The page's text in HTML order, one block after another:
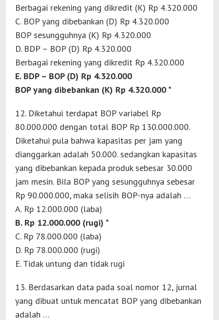
Berbagai rekening yang dikredit (K) Rp 4.320.000
C. BOP yang dibebankan (D) Rp 4.320.000
BOP sesungguhnya (K) Rp 4.320.000
D. BDP – BOP (D) Rp 4.320.000
Berbagai rekening yang dikredit Rp 4.320.000
E. BDP – BOP (D) Rp 4.320.000
BOP yang dibebankan (K) Rp 4.320.000 *
12. Diketahui terdapat BOP variabel Rp
80.000.000 dengan total BOP Rp 130.000.000.
Diketahui pula bahwa kapasitas per jam yang
dianggarkan adalah 50.000. sedangkan kapasitas
yang dibebankan kepada produk sebesar 30.000
jam mesin. Bila BOP yang sesungguhnya sebesar
Rp 90.000.000, maka selisih BOP-nya adalah …
A. Rp 12.000.000 (laba)
B. Rp 12.000.000 (rugi) *
C. Rp 78.000.000 (laba)
D. Rp 78.000.000 (rugi)
E. Tidak untung dan tidak rugi
13. Berdasarkan data pada soal nomor 12, jurnal
yang dibuat untuk mencatat BOP yang dibebankan
adalah …